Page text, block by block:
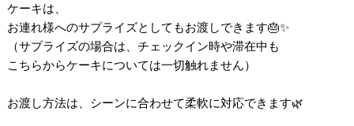
ケーキは、
お連れ様へのサプライズとしてもお渡しできます🎂✨
（サプライズの場合は、チェックイン時や滞在中も
こちらからケーキについては一切触れません）
お渡し方法は、シーンに合わせて柔軟に対応できます🌿